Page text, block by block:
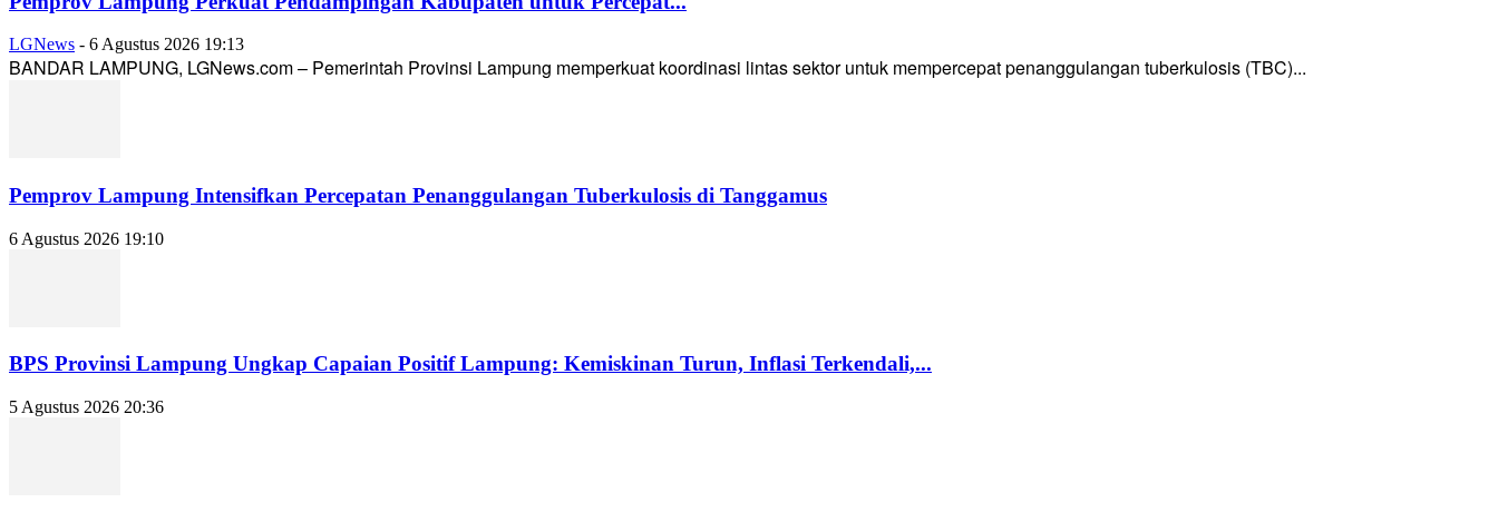
LGNews - 6 Agustus 2026 19:13
BANDAR LAMPUNG, LGNews.com – Pemerintah Provinsi Lampung memperkuat koordinasi lintas sektor untuk mempercepat penanggulangan tuberkulosis (TBC)...
Pemprov Lampung Intensifkan Percepatan Penanggulangan Tuberkulosis di Tanggamus
6 Agustus 2026 19:10
BPS Provinsi Lampung Ungkap Capaian Positif Lampung: Kemiskinan Turun, Inflasi Terkendali,...
5 Agustus 2026 20:36